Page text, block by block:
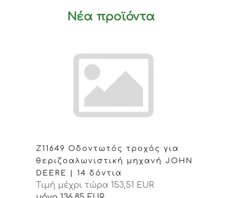
Νέα προϊόντα
Z11649 Οδοντωτός τροχός για
θεριζοαλωνιστική μηχανή JOHN
DEERE | 14 δόντια
Τιμή μέχρι τώρα 153,51 EUR